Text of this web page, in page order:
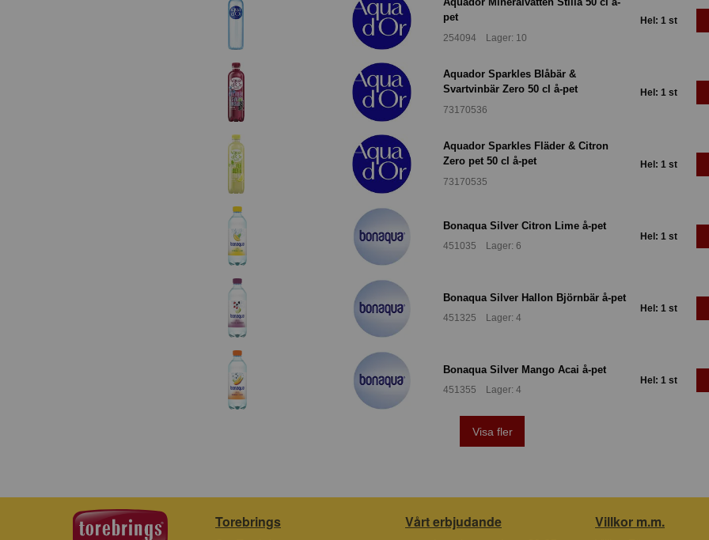
pet
254094 Lager: 10
Hel: 1 st
Aquador Sparkles Blåbär &
Svartvinbär Zero 50 cl å-pet
73170536
Hel: 1 st
Aquador Sparkles Fläder & Citron
Zero pet 50 cl å-pet
73170535
Hel: 1 st
Bonaqua Silver Citron Lime å-pet
451035 Lager: 6
Hel: 1 st
Bonaqua Silver Hallon Björnbär å-pet
451325 Lager: 4
Hel: 1 st
Bonaqua Silver Mango Acai å-pet
451355 Lager: 4
Hel: 1 st
Visa fler
Torebrings Vårt erbjudande Villkor m.m.